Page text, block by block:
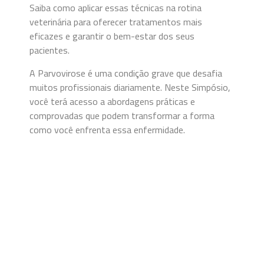
Saiba como aplicar essas técnicas na rotina
veterinária para oferecer tratamentos mais
eficazes e garantir o bem-estar dos seus
pacientes.
A Parvovirose é uma condição grave que desafia
muitos profissionais diariamente. Neste Simpósio,
você terá acesso a abordagens práticas e
comprovadas que podem transformar a forma
como você enfrenta essa enfermidade.